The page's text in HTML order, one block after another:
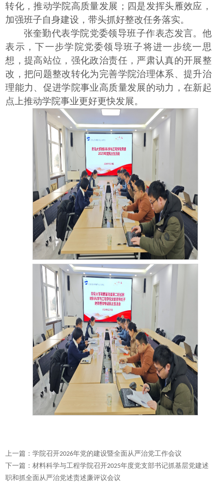
转化，推动学院高质量发展；四是发挥头雁效应，
加强班子自身建设，带头抓好整改任务落实。
张奎勤代表学院党委领导班子作表态发言。他
表示，下一步学院党委领导班子将进一步统一思
想，提高站位，强化政治责任，严肃认真的开展整
改，把问题整改转化为完善学院治理体系、提升治
理能力、促进学院事业高质量发展的动力，在新起
点上推动学院事业更好更快发展。
上一篇：学院召开2026年党的建设暨全面从严治党工作会议
下一篇：材料科学与工程学院召开2025年度党支部书记抓基层党建述
职和抓全面从严治党述责述廉评议会议